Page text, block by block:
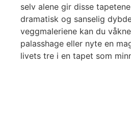
selv alene gir disse
dramatisk og sanselig
veggmaleriene kan du
palasshage eller nyte en
livets tre i en tapet som